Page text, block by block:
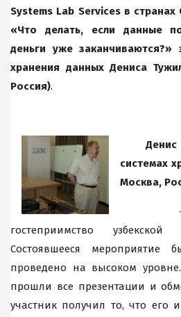
Systems Lab Services в
«Что делать, если данные
деньги уже заканчиваются?»
хранения данных Дениса
Россия).
Денис
системах
Москва,
–
гостеприимство
Состоявшееся мероприятие
проведено на высоком
прошли все презентации и
участник получил то, что его